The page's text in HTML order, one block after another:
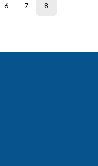
6 7 8